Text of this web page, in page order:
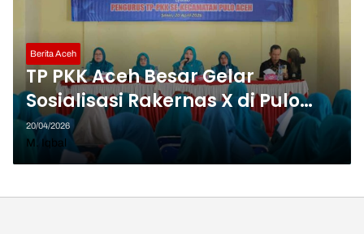
Berita Aceh
TP PKK Aceh Besar Gelar
Sosialisasi Rakernas X di Pulo
Aceh, Salurkan Bantuan untuk
Warga dan Lansia
20/04/2026
M. Iqbal